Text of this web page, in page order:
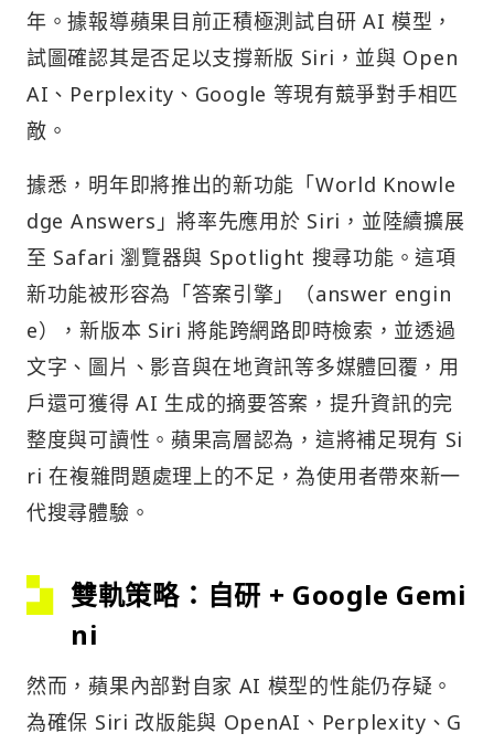
年。據報導蘋果目前正積極測試自研 AI 模型，
試圖確認其是否足以支撐新版 Siri，並與 Open
AI、Perplexity、Google 等現有競爭對手相匹
敵。
據悉，明年即將推出的新功能「World Knowle
dge Answers」將率先應用於 Siri，並陸續擴展
至 Safari 瀏覽器與 Spotlight 搜尋功能。這項
新功能被形容為「答案引擎」（answer engin
e），新版本 Siri 將能跨網路即時檢索，並透過
文字、圖片、影音與在地資訊等多媒體回覆，用
戶還可獲得 AI 生成的摘要答案，提升資訊的完
整度與可讀性。蘋果高層認為，這將補足現有 Si
ri 在複雜問題處理上的不足，為使用者帶來新一
代搜尋體驗。
雙軌策略：自研 + Google Gemi
ni
然而，蘋果內部對自家 AI 模型的性能仍存疑。
為確保 Siri 改版能與 OpenAI、Perplexity、G